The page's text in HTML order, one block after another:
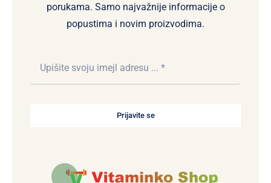
porukama. Samo najvažnije informacije o
popustima i novim proizvodima.
Prijavite se